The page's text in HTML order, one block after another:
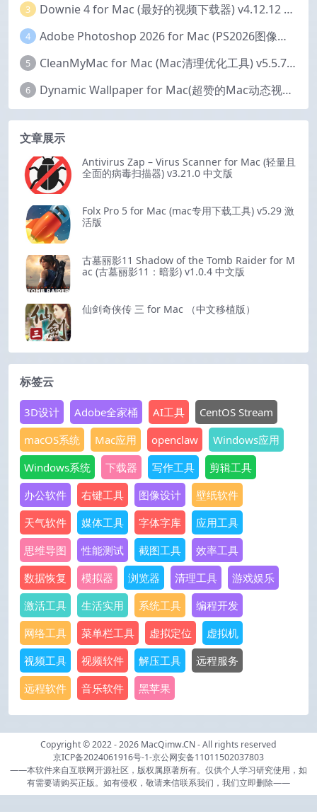
3 Downie 4 for Mac (最好的视频下载器) v4.12.12 激活版
4 Adobe Photoshop 2026 for Mac (PS2026图像编辑处理软件) v27.6.0 中文版
5 CleanMyMac for Mac (Mac清理优化工具) v5.5.7 激活版
6 Dynamic Wallpaper for Mac(超赞的Mac动态视频壁纸) v25.4 激活版
文章展示
Antivirus Zap – Virus Scanner for Mac (轻量且
全面的病毒扫描器) v3.21.0 中文版
Folx Pro 5 for Mac (mac专用下载工具) v5.29 激
活版
古墓丽影11 Shadow of the Tomb Raider for M
ac (古墓丽影11：暗影) v1.0.4 中文版
仙剑奇侠传 三 for Mac （中文移植版）
标签云
3D设计 Adobe全家桶 AI工具
CentOS Stream
macOS系统
Mac应用 openclaw
Windows应用
Windows系统
下载器 写作工具
剪辑工具
办公软件
右键工具 图像设计
壁纸软件
天气软件
媒体工具 字体字库
应用工具
思维导图
性能测试 截图工具
效率工具
数据恢复
模拟器 浏览器 清理工具
游戏娱乐
激活工具
生活实用 系统工具
编程开发
网络工具
菜单栏工具 虚拟定位
虚拟机
视频工具
视频软件 解压工具
远程服务
远程软件
音乐软件 黑苹果
Copyright © 2022 - 2026 MacQimw.CN - All rights reserved
京ICP备2024061916号-1-京公网安备11011502037803
——本软件来自互联网开源社区，版权属原著所有。仅供个人学习研究使用，如
有需要请购买正版。如有侵权，敬请来信联系我们，我们立即删除——